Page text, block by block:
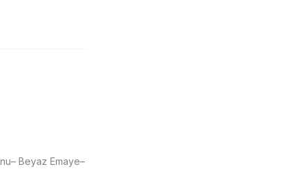
Beyaz Emaye–